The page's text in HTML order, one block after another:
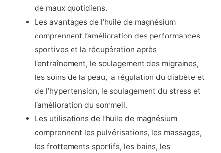
de maux quotidiens.
Les avantages de l’huile de magnésium
comprennent l’amélioration des performances
sportives et la récupération après
l’entraînement, le soulagement des migraines,
les soins de la peau, la régulation du diabète et
de l’hypertension, le soulagement du stress et
l’amélioration du sommeil.
Les utilisations de l’huile de magnésium
comprennent les pulvérisations, les massages,
les frottements sportifs, les bains, les